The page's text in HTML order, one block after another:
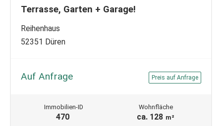
Terrasse, Garten + Garage!
Reihenhaus
52351 Düren
Auf Anfrage Preis auf Anfrage
Immobilien-ID
470
Wohnfläche
ca. 128 m²